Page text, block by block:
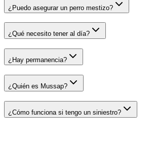
¿Puedo asegurar un perro mestizo?
¿Qué necesito tener al día?
¿Hay permanencia?
¿Quién es Mussap?
¿Cómo funciona si tengo un siniestro?